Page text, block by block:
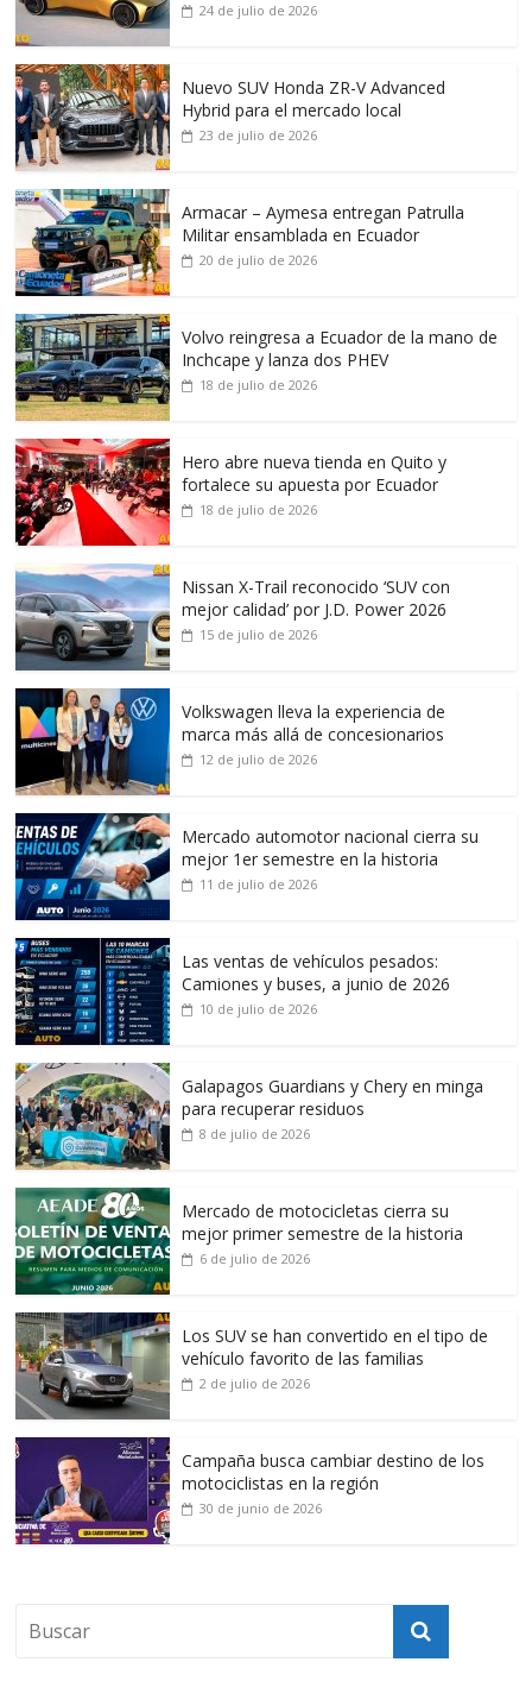
24 de julio de 2026
Nuevo SUV Honda ZR-V Advanced
Hybrid para el mercado local
23 de julio de 2026
Armacar – Aymesa entregan Patrulla
Militar ensamblada en Ecuador
20 de julio de 2026
Volvo reingresa a Ecuador de la mano de
Inchcape y lanza dos PHEV
18 de julio de 2026
Hero abre nueva tienda en Quito y
fortalece su apuesta por Ecuador
18 de julio de 2026
Nissan X-Trail reconocido ‘SUV con
mejor calidad’ por J.D. Power 2026
15 de julio de 2026
Volkswagen lleva la experiencia de
marca más allá de concesionarios
12 de julio de 2026
Mercado automotor nacional cierra su
mejor 1er semestre en la historia
11 de julio de 2026
Las ventas de vehículos pesados:
Camiones y buses, a junio de 2026
10 de julio de 2026
Galapagos Guardians y Chery en minga
para recuperar residuos
8 de julio de 2026
Mercado de motocicletas cierra su
mejor primer semestre de la historia
6 de julio de 2026
Los SUV se han convertido en el tipo de
vehículo favorito de las familias
2 de julio de 2026
Campaña busca cambiar destino de los
motociclistas en la región
30 de junio de 2026